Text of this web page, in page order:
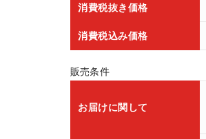
消費税抜き価格
消費税込み価格
販売条件
お届けに関して